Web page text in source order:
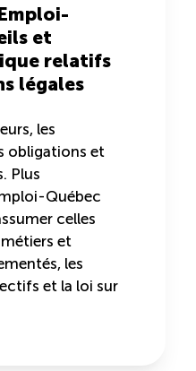
travail-étude
et
relatifs
légales
les
obligations et
Plus
Québec
celles
et
les
et la loi sur